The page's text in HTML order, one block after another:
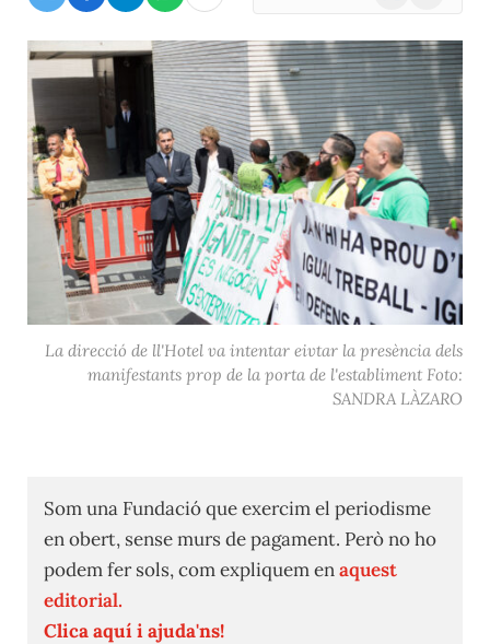
La direcció de ll'Hotel va intentar eivtar la presència dels
manifestants prop de la porta de l'establiment Foto:
SANDRA LÀZARO
Som una Fundació que exercim el periodisme
en obert, sense murs de pagament. Però no ho
podem fer sols, com expliquem enaquest
editorial.
Clica aquí i ajuda'ns!